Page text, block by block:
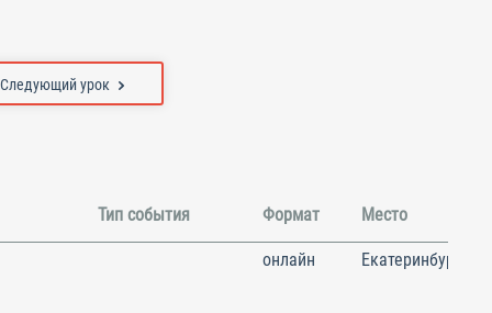
Следующий урок
Тип события Формат Место
онлайн Екатеринбург